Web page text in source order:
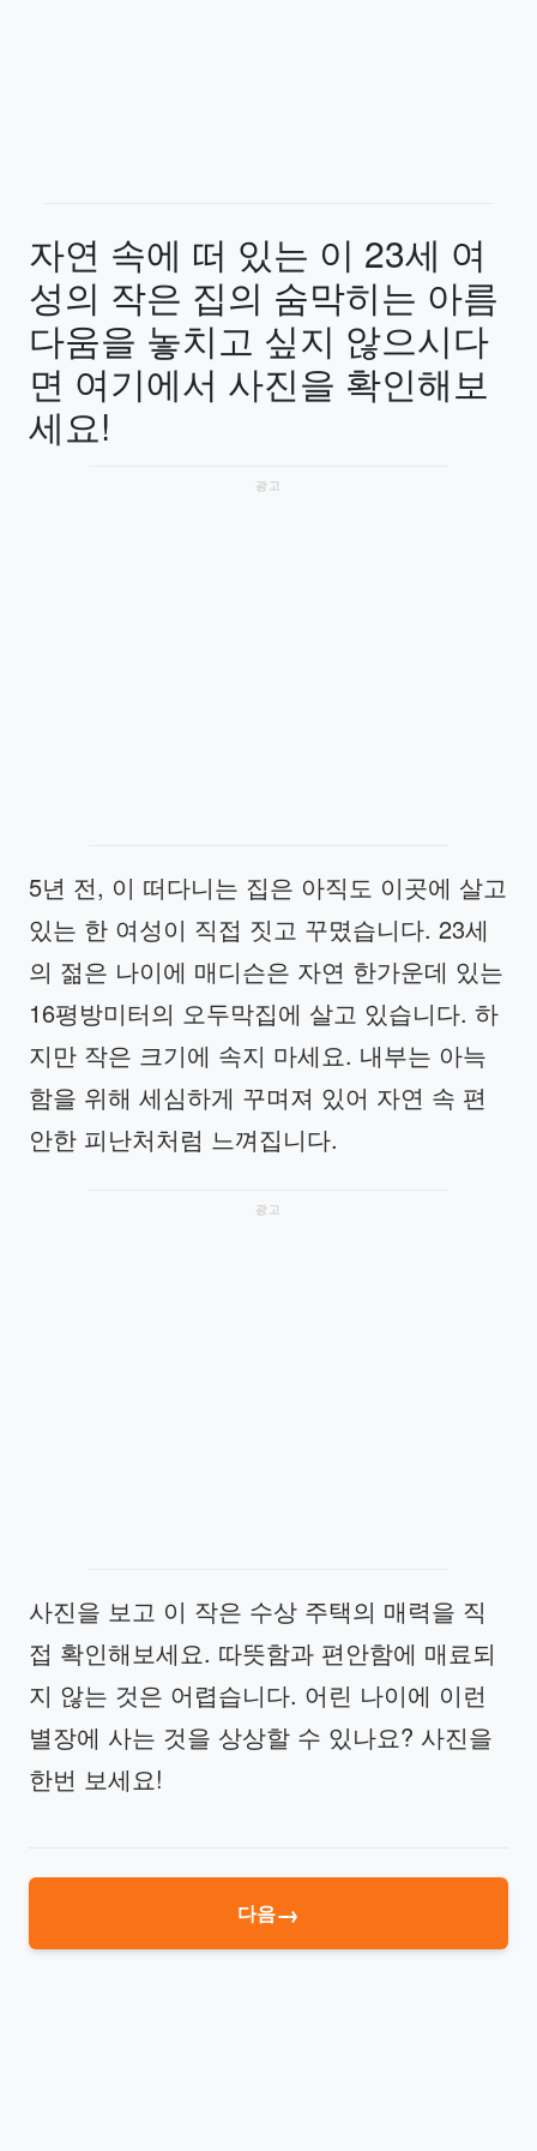
자연 속에 떠 있는 이 23세 여
성의 작은 집의 숨막히는 아름
다움을 놓치고 싶지 않으시다
면 여기에서 사진을 확인해보
세요!
광고
5년 전, 이 떠다니는 집은 아직도 이곳에 살고
있는 한 여성이 직접 짓고 꾸몄습니다. 23세
의 젊은 나이에 매디슨은 자연 한가운데 있는
16평방미터의 오두막집에 살고 있습니다. 하
지만 작은 크기에 속지 마세요. 내부는 아늑
함을 위해 세심하게 꾸며져 있어 자연 속 편
안한 피난처처럼 느껴집니다.
광고
사진을 보고 이 작은 수상 주택의 매력을 직
접 확인해보세요. 따뜻함과 편안함에 매료되
지 않는 것은 어렵습니다. 어린 나이에 이런
별장에 사는 것을 상상할 수 있나요? 사진을
한번 보세요!
다음→